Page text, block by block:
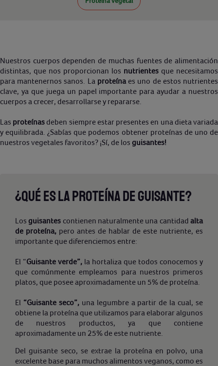
Nuestros cuerpos dependen de muchas fuentes de alimentación
distintas, que nos proporcionan los nutrientes que necesitamos
para mantenernos sanos. La proteínaes uno de estos nutrientes
clave, ya que juega un papel importante para ayudar a nuestros
cuerpos a crecer, desarrollarse y repararse.
Las proteínas deben siempre estar presentes en una dieta variada
y equilibrada. ¿Sabías que podemos obtener proteínas de uno de
nuestros vegetales favoritos? ¡Sí, de los guisantes!
¿QUÉ ES LA PROTEÍNA DE GUISANTE?
Los guisantes contienen naturalmente una cantidadalta
de proteína, pero antes de hablar de este nutriente, es
importante que diferenciemos entre:
El “Guisante verde”, la hortaliza que todos conocemos y
que comúnmente empleamos para nuestros primeros
platos, que posee aproximadamente un 5% de proteína.
El “Guisante seco”,una legumbre a partir de la cual, se
obtiene la proteína que utilizamos para elaborar algunos
de nuestros productos, ya que contiene
aproximadamente un 25% de este nutriente.
Del guisante seco, se extrae la proteína en polvo, una
excelente base para muchos alimentos veganos, como es